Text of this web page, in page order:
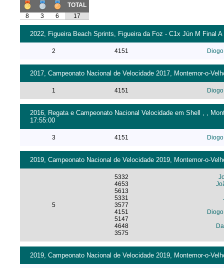
TOTAL
8
3 6 17
2022, Figueira Beach Sprints, Figueira da Foz - C1x Jún M Final A
2 4151
2017, Campeonato Nacional de Velocidade 2017, Montemor-o-
1 4151
2016, Regata e Campeonato Nacional Velocidade em Shell , ,
17:55:00
3 4151
2019, Campeonato Nacional de Velocidade 2019, Montemor-o-
5
5332
4653
5613
5331
3577
4151
5147
4648
3575
2019, Campeonato Nacional de Velocidade 2019, Montemor-o-